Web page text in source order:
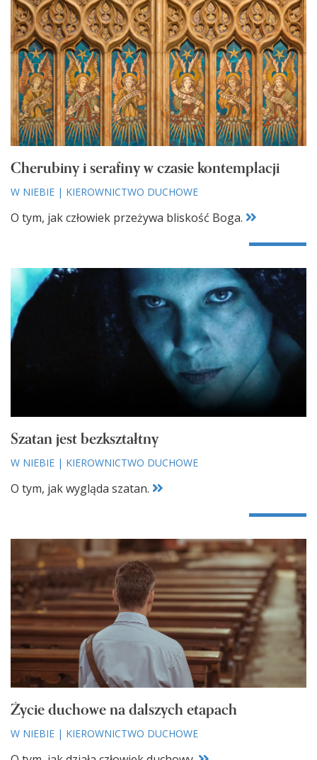
Cherubiny i serafiny w czasie kontemplacji
W NIEBIE | KIEROWNICTWO DUCHOWE
O tym, jak człowiek przeżywa bliskość Boga.
Szatan jest bezkształtny
W NIEBIE | KIEROWNICTWO DUCHOWE
O tym, jak wygląda szatan.
Życie duchowe na dalszych etapach
W NIEBIE | KIEROWNICTWO DUCHOWE